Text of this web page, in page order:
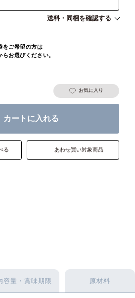
送料・同梱を確認する
をご希望の方は
らお選びください。
お気に入り
カートに入れる
る あわせ買い対象商品
容量・賞味期限 原材料